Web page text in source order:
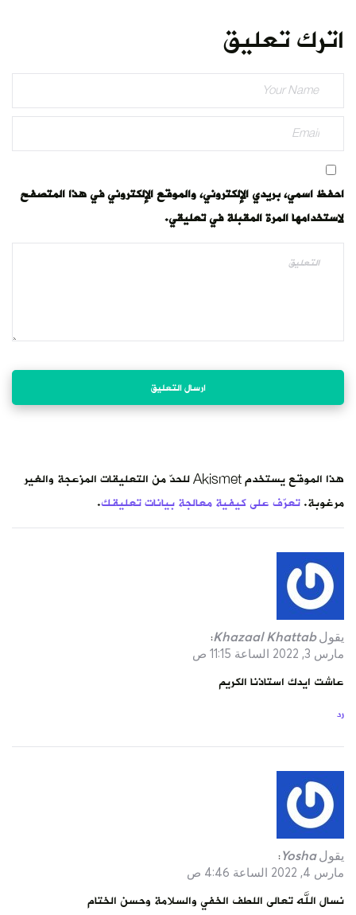
اترك تعليق
احفظ اسمي، بريدي الإلكتروني، والموقع الإلكتروني في هذا المتصفح
لاستخدامها المرة المقبلة في تعليقي.
هذا الموقع يستخدم Akismet للحدّ من التعليقات المزعجة والغير
مرغوبة.تعرّف على كيفية معالجة بيانات تعليقك.
يقول Khazaal Khattab
:
مارس 3, 2022 الساعة 11:15 ص
عاشت ايدك استاذنا الكريم
رد
يقول Yosha
:
مارس 4, 2022 الساعة 4:46 ص
نسال الله تعالى اللطف الخفي والسلامة وحسن الختام